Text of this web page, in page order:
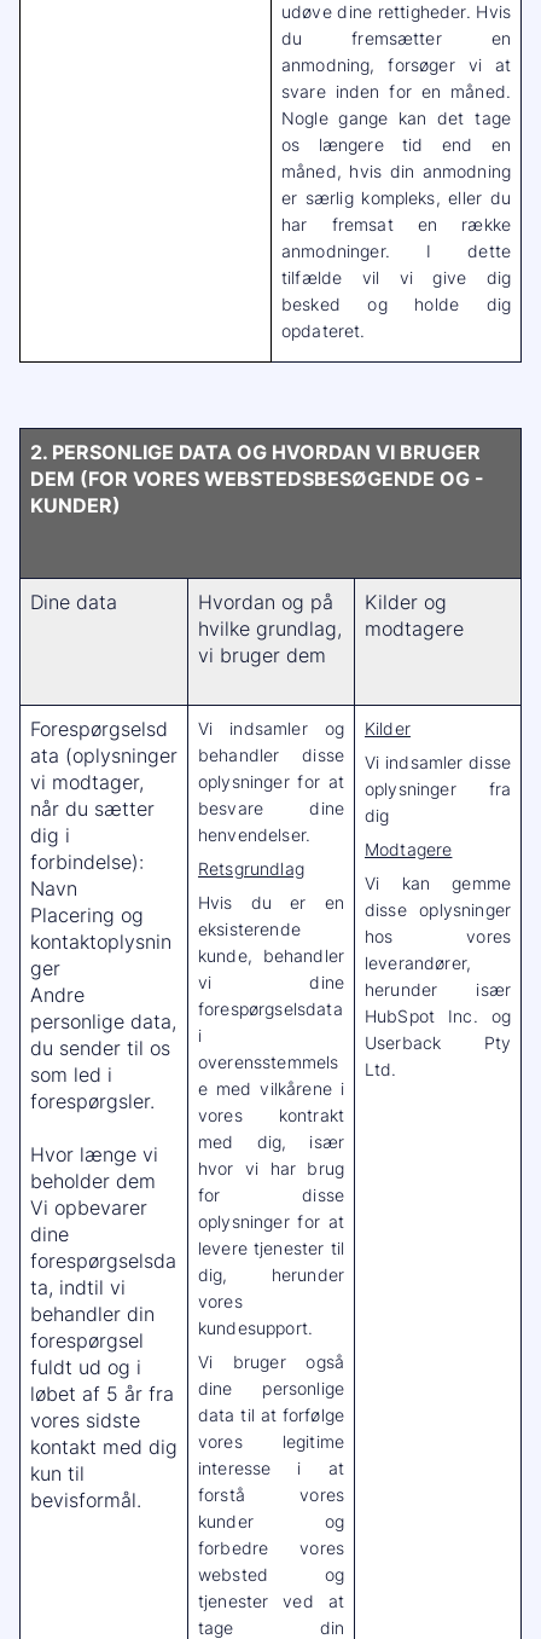
udøve dine rettigheder. Hvis
du fremsætter en
anmodning, forsøger vi at
svare inden for en måned.
Nogle gange kan det tage
os længere tid end en
måned, hvis din anmodning
er særlig kompleks, eller du
har fremsat en række
anmodninger. I dette
tilfælde vil vi give dig
besked og holde dig
opdateret.
2. PERSONLIGE DATA OG HVORDAN VI BRUGER
DEM (FOR VORES WEBSTEDSBESØGENDE OG -
KUNDER)
Dine data
Hvordan og på
hvilke grundlag,
vi bruger dem
Kilder og
modtagere
Forespørgselsd
ata (oplysninger
vi modtager,
når du sætter
dig i
forbindelse):
Navn
Placering og
kontaktoplysnin
ger
Andre
personlige data,
du sender til os
som led i
forespørgsler.
Hvor længe vi
beholder dem
Vi opbevarer
dine
forespørgselsda
ta, indtil vi
behandler din
forespørgsel
fuldt ud og i
løbet af 5 år fra
vores sidste
kontakt med dig
kun til
bevisformål.
Vi indsamler og
behandler disse
oplysninger for at
besvare dine
henvendelser.
Retsgrundlag
Hvis du er en
eksisterende
kunde, behandler
vi dine
forespørgselsdata
i
overensstemmels
e med vilkårene i
vores kontrakt
med dig, især
hvor vi har brug
for disse
oplysninger for at
levere tjenester til
dig, herunder
vores
kundesupport.
Vi bruger også
dine personlige
data til at forfølge
vores legitime
interesse i at
forstå vores
kunder og
forbedre vores
websted og
tjenester ved at
tage din
Kilder
Vi indsamler disse
oplysninger fra
dig
Modtagere
Vi kan gemme
disse oplysninger
hos vores
leverandører,
herunder især
HubSpot Inc. og
Userback Pty
Ltd.